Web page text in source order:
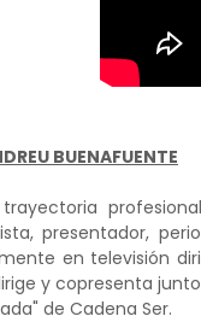
BUENAFUENTE
presentador,
en televisión
y copresenta
de Cadena Ser.